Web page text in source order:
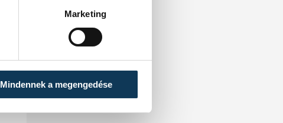
Marketing
Mindennek a megengedése